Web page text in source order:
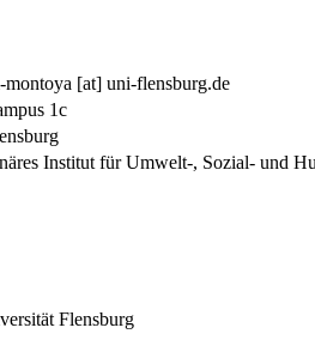
montoya [at] uni-flensburg.de
1c
Institut für Umwelt-, Sozial- und
Flensburg